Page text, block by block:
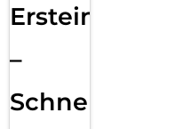
Ersteinrichtung
–
Schnelle